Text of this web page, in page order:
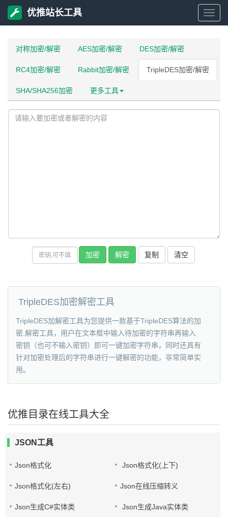
优
站
优推站长工具
对称加密/解密 AES加密/解密 DES加密/解密
RC4加密/解密 Rabbit加密/解密 TripleDES加密/解密
SHA/SHA256加密 更多工具
复制
TripleDES加密解密工具
TripleDES加解密工具为您提供一款基于TripleDES算法的加
密,解密工具，用户在文本框中输入待加密的字符串再输入
密钥（也可不输入密钥）即可一键加密字符串，同时还具有
针对加密处理后的字符串进行一键解密的功能，非常简单实
用。
优推目录在线工具大全
JSON工具
Json格式化 Json格式化(上下)
Json格式化(左右) Json在线压缩转义
Json生成C#实体类 Json生成Java实体类